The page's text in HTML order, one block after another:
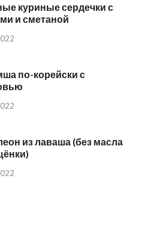
куриные сердечки с
и сметаной
по-корейски с
из лаваша (без масла